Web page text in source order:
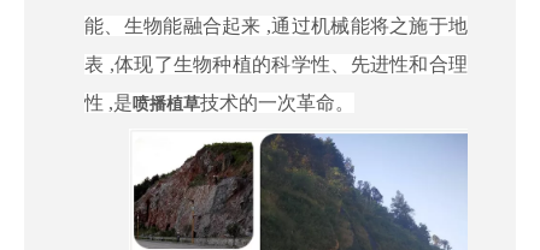
能、生物能融合起来 ,通过机械能将之施于地
表 ,体现了生物种植的科学性、先进性和合理
性 ,是喷播植草技术的一次革命。